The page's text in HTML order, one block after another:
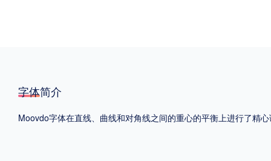
格式
字体简介
Moovdo字体在直线、曲线和对角线之间的重心的平衡上进行了精